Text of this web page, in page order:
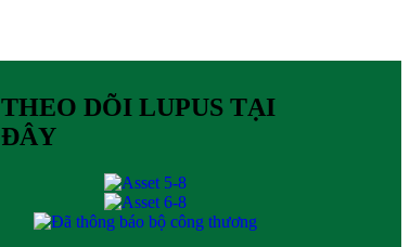
THEO DÕI LUPUS TẠI
ĐÂY